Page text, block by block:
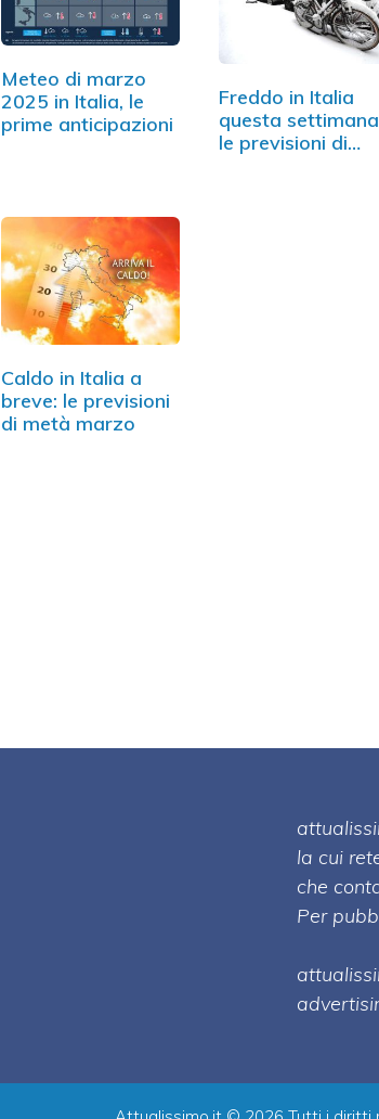
Meteo di marzo
2025 in Italia, le
prime anticipazioni
Freddo in Italia
questa
le previsioni di…
Caldo in Italia a
breve: le previsioni
di metà marzo
la cui
che
Per